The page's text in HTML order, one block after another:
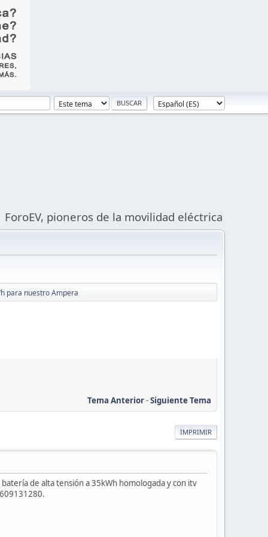
ForoEV, pioneros de la movilidad eléctrica
para nuestro Ampera
Tema Anterior-Siguiente Tema
IMPRIMIR
de alta tensión a 35kWh homologada y con itv